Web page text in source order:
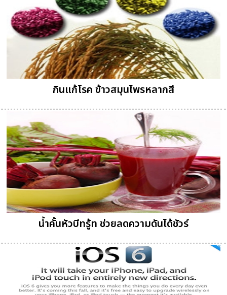
กินแก้โรค ข้าวสมุนไพรหลากสี
น้ำคั้นหัวบีทรู้ท ช่วยลดความดันได้ชัวร์